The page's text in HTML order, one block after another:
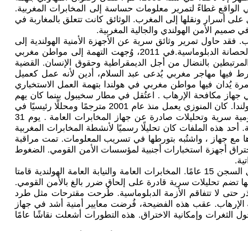
غطاءً لتمرير معلومات حساسة إلى المخابرات المغربية.
على أسرار ونقلها إلى المغرب. الوثائق كانت تتعلق بالمغاربة في
الأمن الهولندي والجالية المغربية.
فقد حاول تمرير وثائق سرية عن الأجهزة الأمنية الهولندية إلى
الرباط. الحادثة تسببت في توتر دبلوماسي مؤقت بين البلدين، لكن الدبلوماسي لم يخضع لمحاكمة بسبب تمتعه بالحصانة الدبلوماسية.في 2011، وُجهت التهمة إلى مواطن مغربي
بالنضال من أجل الديمقراطية وحقوق الإنسان. القضية
بعد ثبوت تسريبه للمعلومات. في 2016، برزت قضية أخرى تورط فيها مهاجر مغربي يُدعى عبد السلام، أدين لأنه عمل كعميل
يُدان فيها مواطن مغربي في هولندا بتهمة العمل الاستخباري
السابق في جهاز مكافحة الإرهاب . اعتُقل في مطار سخيبول بينما كان يهم
بالسفر إلى المغرب، بتهمة تسريب أسرار دولة إلى المخابرات المغربية. الحدث أثار زلزالًا سياسيًا ودبلوماسيًا في هولندا. كان المنوزي يعمل منذ عام 2001 مترجمًا ومحللًا رئيسيًا في
مركز لمكافحة الإرهاب والتطرف، وهو جهاز يتبع مباشرة لوزارة العدل. بحكم موقعه، كان يطّلع على ملفات حكومية سرية وتحليلات صادرة عن جهاز المخابرات العامة . يوم 31
" مفتاح ؤسب " قرص يحتوي على 120 ملفًا، بينها 65 وثيقة سرية للدولة. أحد هذه الملفات كان تحليلًا رسميًا لأنشطة المخابرات المغربية
جهاز ، واشتُبه بتورطها في تسريب المعلومات. تمت مراقبة
أجهزة استخبارات أجنبية لمؤسسات الأمن القومي. الضغوط
التجسس جريمة جسيمة في القانون الهولندي، وعقوباته قاسية. ففي قضية المنوزي فهو الأن يُحاكم و يواجه احتمال السجن 15 عامًا. المخابرات العامة والنيابة العامة الهولندية قامتا
تضم تحليلات سرية قادرة على إلحاق ضرر بالغ بالأمن القومي.
حتى لا تتفاقم الأزمة الدبلوماسية. طُرحت مقترحات مثل طرد
عقب هذه الفضيحة، فُرضت معايير أمنية أشد في جهاز
وإمكانية الاختراق. هذه التطورات أشعلت نقاشًا عامًا